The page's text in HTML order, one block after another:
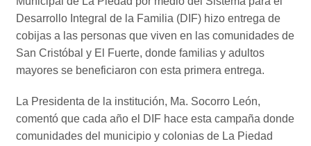
Desarrollo Integral de la Familia (DIF) hizo entrega de
cobijas a las personas que viven en las comunidades de
San Cristóbal y El Fuerte, donde familias y adultos
mayores se beneficiaron con esta primera entrega.
La Presidenta de la institución, Ma. Socorro León,
comentó que cada año el DIF hace esta campaña donde
comunidades del municipio y colonias de La Piedad